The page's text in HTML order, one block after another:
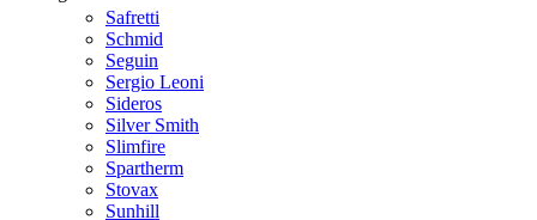
Safretti
Schmid
Seguin
Sergio Leoni
Sideros
Silver Smith
Slimfire
Spartherm
Stovax
Sunhill